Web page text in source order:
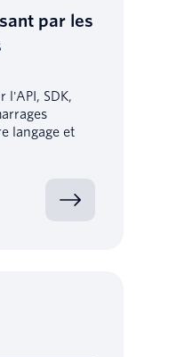
par les
l'API, SDK,
langage et